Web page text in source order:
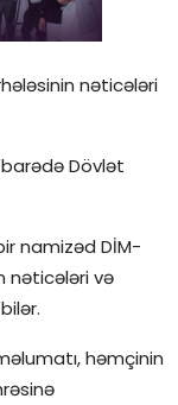
nəticələri
Dövlət
namizəd DİM-
nəticələri və
həmçinin